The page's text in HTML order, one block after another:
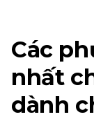
Các
nhất
dành